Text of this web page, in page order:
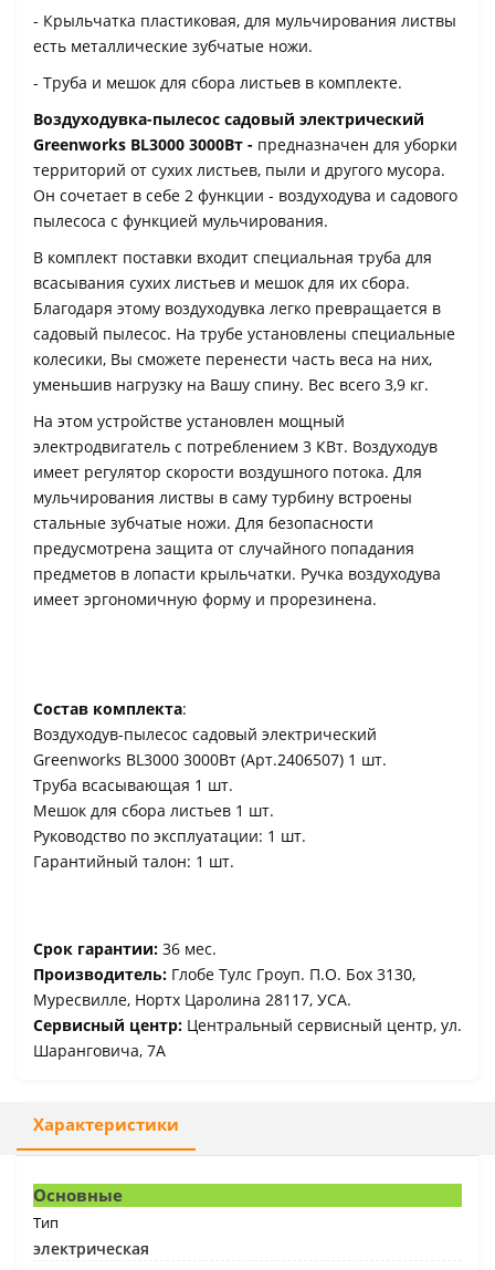
- Крыльчатка пластиковая, для мульчирования листвы
есть металлические зубчатые ножи.
- Труба и мешок для сбора листьев в комплекте.
Воздуходувка-пылесос садовый электрический
Greenworks BL3000 3000Вт - предназначен для уборки
территорий от сухих листьев, пыли и другого мусора.
Он сочетает в себе 2 функции - воздуходува и садового
пылесоса с функцией мульчирования.
В комплект поставки входит специальная труба для
всасывания сухих листьев и мешок для их сбора.
Благодаря этому воздуходувка легко превращается в
садовый пылесос. На трубе установлены специальные
колесики, Вы сможете перенести часть веса на них,
уменьшив нагрузку на Вашу спину. Вес всего 3,9 кг.
На этом устройстве установлен мощный
электродвигатель с потреблением 3 КВт. Воздуходув
имеет регулятор скорости воздушного потока. Для
мульчирования листвы в саму турбину встроены
стальные зубчатые ножи. Для безопасности
предусмотрена защита от случайного попадания
предметов в лопасти крыльчатки. Ручка воздуходува
имеет эргономичную форму и прорезинена.
Состав комплекта:
Воздуходув-пылесос садовый электрический
Greenworks BL3000 3000Вт (Арт.2406507) 1 шт.
Труба всасывающая 1 шт.
Мешок для сбора листьев 1 шт.
Руководство по эксплуатации: 1 шт.
Гарантийный талон: 1 шт.
Срок гарантии: 36 мес.
Производитель: Глобе Тулс Гроуп. П.О. Боx 3130,
Муресвилле, Нортх Царолина 28117, УСА.
Сервисный центр: Центральный сервисный центр, ул.
Шаранговича, 7А
Характеристики
Основные
Тип
электрическая